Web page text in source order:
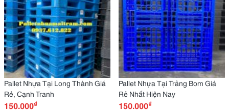
Pallet Nhựa Tại Long Thành Giá
Rẻ, Cạnh Tranh
150.000₫
Pallet Nhựa Tại Trảng Bom Giá
Rẻ Nhất Hiện Nay
150.000₫